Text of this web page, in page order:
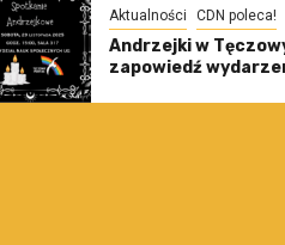
Aktualności CDN poleca!
Andrzejki w
zapowiedź